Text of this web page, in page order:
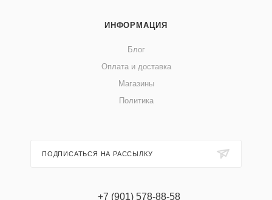
ИНФОРМАЦИЯ
Блог
Оплата и доставка
Магазины
Политика
ПОДПИСАТЬСЯ НА РАССЫЛКУ
+7 (901) 578-88-58